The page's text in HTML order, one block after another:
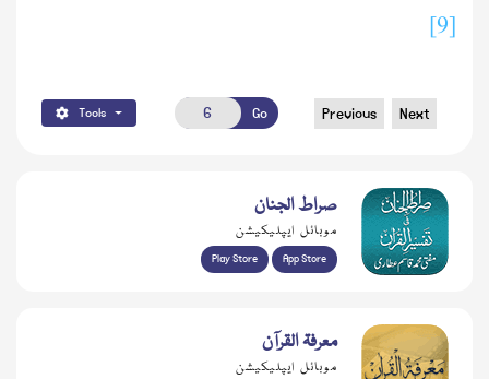
[9]
Tools Go Previous Next
صراط الجنان
موبائل ایپلیکیشن
Play Store App Store
معرفۃ القرآن
موبائل ایپلیکیشن